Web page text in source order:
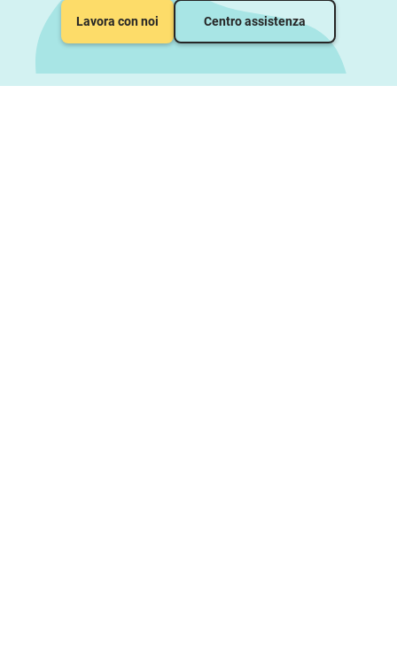
Lavora con noi Centro assistenza